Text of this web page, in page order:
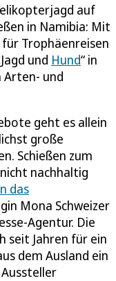
auf
in Namibia: Mit
Trophäenreisen
und Hund“ in
und
geht es allein
große
Schießen zum
nachhaltig
das
Mona Schweizer
Agentur. Die
seit Jahren für ein
dem Ausland ein